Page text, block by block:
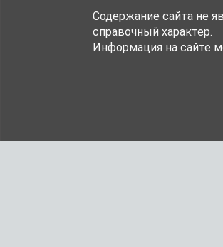
Содержание сайта не
справочный характер.
Информация на сайте